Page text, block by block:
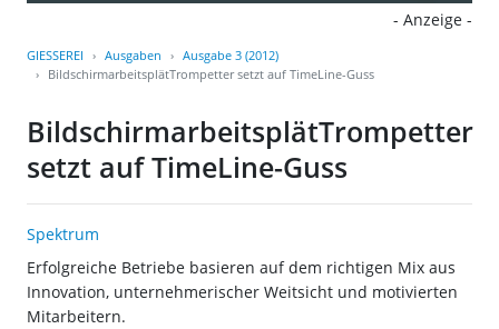
- Anzeige -
GIESSEREI Ausgaben
Ausgabe 3 (2012)
BildschirmarbeitsplätTrompetter setzt auf TimeLine-Guss
BildschirmarbeitsplätTrompetter
setzt auf TimeLine-Guss
Spektrum
Erfolgreiche Betriebe basieren auf dem richtigen Mix aus
Innovation, unternehmerischer Weitsicht und motivierten
Mitarbeitern.